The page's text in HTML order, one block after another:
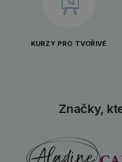
KURZY PRO TVOŘIVÉ
Značky,